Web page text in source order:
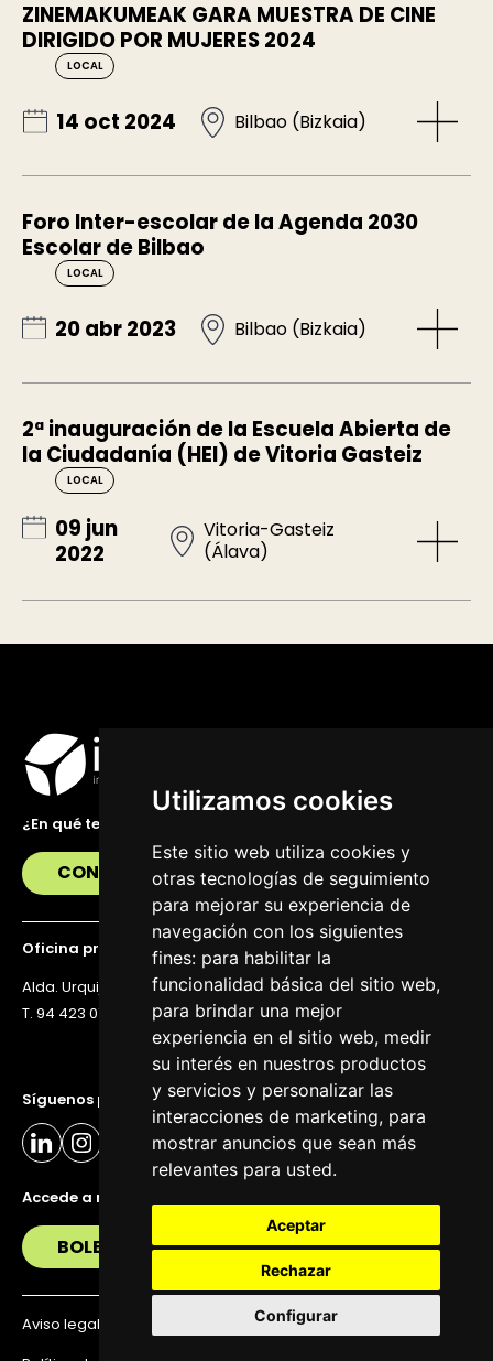
Utilizamos cookies
Este sitio web utiliza cookies y
otras tecnologías de seguimiento
para mejorar su experiencia de
navegación con los siguientes
fines: para habilitar la
funcionalidad básica del sitio web,
para brindar una mejor
experiencia en el sitio web, medir
su interés en nuestros productos
y servicios y personalizar las
interacciones de marketing, para
mostrar anuncios que sean más
relevantes para usted.
Aceptar
Rechazar
Configurar
ZINEMAKUMEAK GARA MUESTRA DE CINE
DIRIGIDO POR MUJERES 2024
LOCAL
14 oct 2024 Bilbao (Bizkaia)
Foro Inter-escolar de la Agenda 2030
Escolar de Bilbao
LOCAL
20 abr 2023 Bilbao (Bizkaia)
2ª inauguración de la Escuela Abierta de
la Ciudadanía (HEI) de Vitoria Gasteiz
LOCAL
09 jun
2022
Vitoria-Gasteiz
(Álava)
Síguenos para estar al día
Accede a nuestra newsletter
BOLETÍN
¿En qué te podemos ayudar?
CONTÁCTANOS
Oficina principal
Alda. Urquijo 36, 6ª planta, 48011 Bilbao
T. 94 423 07 43
Aviso legal
Política de privacidad